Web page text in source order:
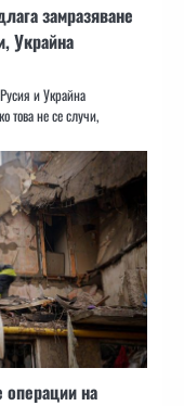
замразяване
Украйна
и Украйна
това не се случи,
на